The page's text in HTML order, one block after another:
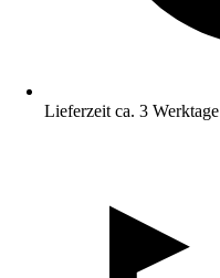
Lieferzeit ca. 3 Werktage